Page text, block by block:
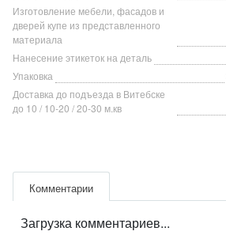
Изготовление мебели, фасадов и
дверей купе из представленного
материала
Нанесение этикеток на деталь
Упаковка
Доставка до подъезда в Витебске
до 10 / 10-20 / 20-30 м.кв
Комментарии
Загрузка комментариев...